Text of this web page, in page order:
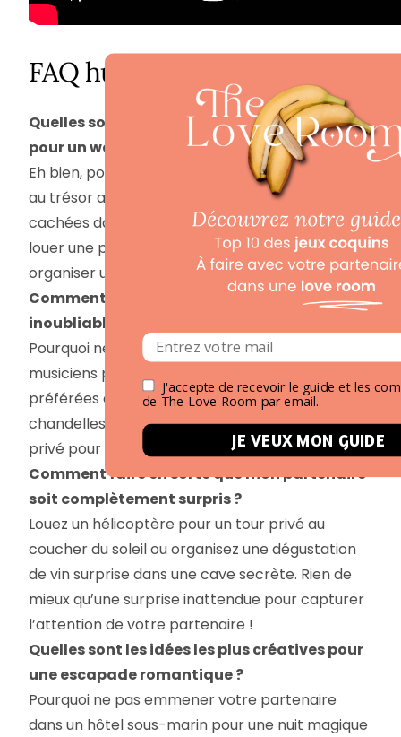
FAQ humoristique
Quelles sont les idées les plus surprenantes
pour un week-end romantique en couple ?
Eh bien, pourquoi ne pas organiser une chasse
au trésor avec des énigmes romantiques
cachées dans tout l’hôtel ? Ou mieux encore,
louer une petite île privée pour la journée et y
organiser un pique-nique surprise !
Comment rendre ce week-end vraiment
inoubliable ?
Pourquoi ne pas engager un groupe de
musiciens pour jouer vos chansons d’amour
préférées en direct pendant votre dîner aux
chandelles ? Ou bien, organiser un feu d’artifice
privé pour illuminer le ciel nocturne !
Comment faire en sorte que mon partenaire
soit complètement surpris ?
Louez un hélicoptère pour un tour privé au
coucher du soleil ou organisez une dégustation
de vin surprise dans une cave secrète. Rien de
mieux qu’une surprise inattendue pour capturer
l’attention de votre partenaire !
Quelles sont les idées les plus créatives pour
une escapade romantique ?
Pourquoi ne pas emmener votre partenaire
dans un hôtel sous-marin pour une nuit magique
JE VEUX MON GUIDE
J'accepte de recevoir le guide et les
de The Love Room par email.